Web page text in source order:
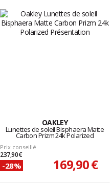
OAKLEY
Lunettes de soleil Bisphaera Matte
Carbon Prizm 24k Polarized
Prix conseillé
237,90 €
-28% 169,90 €